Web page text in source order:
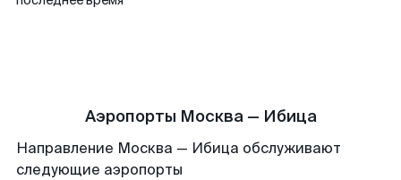
Аэропорты Москва — Ибица
Направление Москва — Ибица обслуживают
следующие аэропорты